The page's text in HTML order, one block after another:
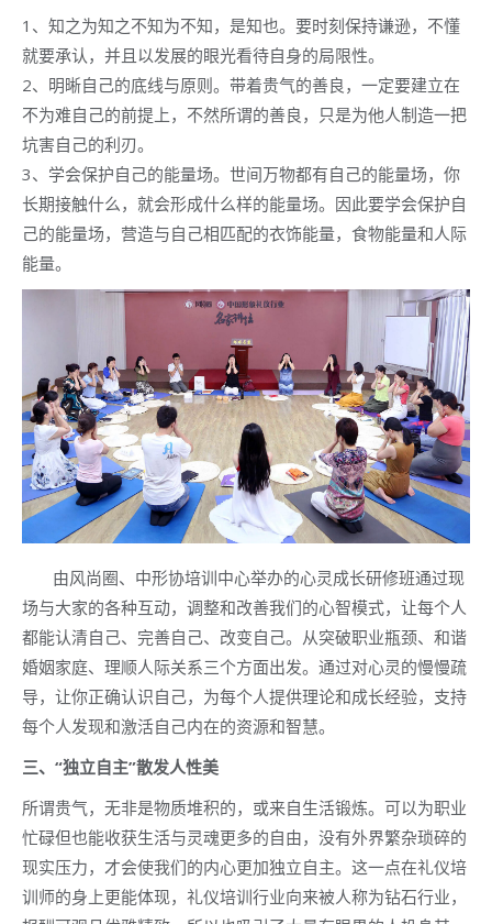
1、知之为知之不知为不知，是知也。要时刻保持谦逊，不懂
就要承认，并且以发展的眼光看待自身的局限性。
2、明晰自己的底线与原则。带着贵气的善良，一定要建立在
不为难自己的前提上，不然所谓的善良，只是为他人制造一把
坑害自己的利刃。
3、学会保护自己的能量场。世间万物都有自己的能量场，你
长期接触什么，就会形成什么样的能量场。因此要学会保护自
己的能量场，营造与自己相匹配的衣饰能量，食物能量和人际
能量。
由风尚圈、中形协培训中心举办的心灵成长研修班通过现
场与大家的各种互动，调整和改善我们的心智模式，让每个人
都能认清自己、完善自己、改变自己。从突破职业瓶颈、和谐
婚姻家庭、理顺人际关系三个方面出发。通过对心灵的慢慢疏
导，让你正确认识自己，为每个人提供理论和成长经验，支持
每个人发现和激活自己内在的资源和智慧。
三、“独立自主”散发人性美
所谓贵气，无非是物质堆积的，或来自生活锻炼。可以为职业
忙碌但也能收获生活与灵魂更多的自由，没有外界繁杂琐碎的
现实压力，才会使我们的内心更加独立自主。这一点在礼仪培
训师的身上更能体现，礼仪培训行业向来被人称为钻石行业，